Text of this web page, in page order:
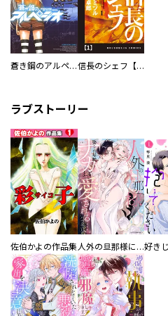
蒼き鋼のアルペジオ 信長のシェフ【単話版】
ラブストーリー
佐伯かよの作品集 人外の旦那様に娶られ毎晩ナカまで愛される…。アンソロジー